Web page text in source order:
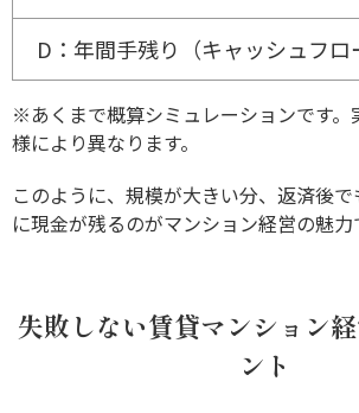
D：年間手残り（キャッシュフロ
※あくまで概算シミュレーションです。
様により異なります。
このように、規模が大きい分、返済後
に現金が残るのがマンション経営の魅力
失敗しない賃貸マンション
ント